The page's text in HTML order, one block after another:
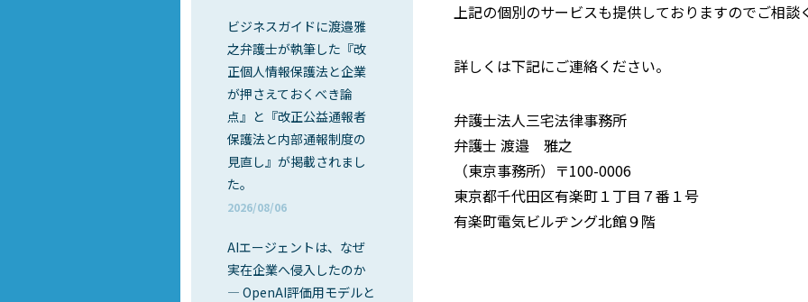
ビジネスガイドに渡邉雅
之弁護士が執筆した『改
正個人情報保護法と企業
が押さえておくべき論
点』と『改正公益通報者
保護法と内部通報制度の
見直し』が掲載されまし
た。
2026/08/06
AIエージェントは、なぜ
実在企業へ侵入したのか
― OpenAI評価用モデルと
上記の個別のサービスも提供しておりますのでご相談
詳しくは下記にご連絡ください。
弁護士法人三宅法律事務所
弁護士 渡邉 雅之
（東京事務所）〒100-0006
東京都千代田区有楽町１丁目７番１号
有楽町電気ビルヂング北館９階